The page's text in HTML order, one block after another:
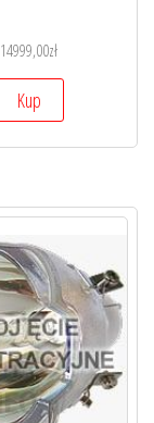
14999,00zł
Kup